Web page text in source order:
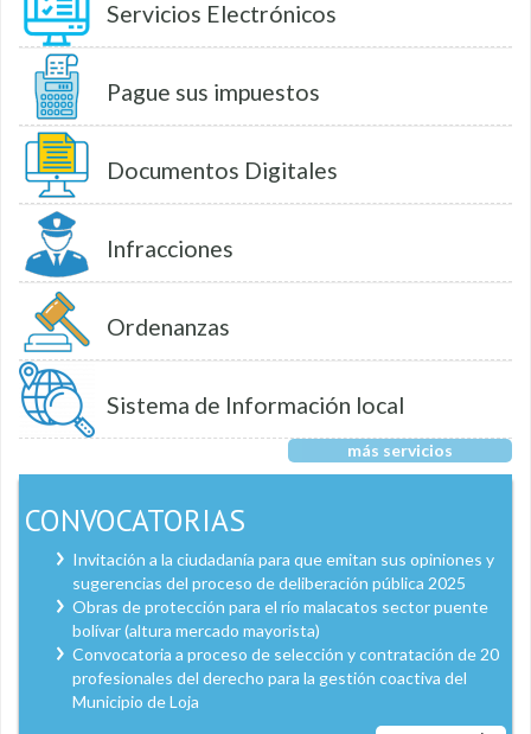
Servicios Electrónicos
Pague sus impuestos
Documentos Digitales
Infracciones
Ordenanzas
Sistema de Información local
más servicios
CONVOCATORIAS
Invitación a la ciudadanía para que emitan sus opiniones y
sugerencias del proceso de deliberación pública 2025
Obras de protección para el río malacatos sector puente
bolívar (altura mercado mayorista)
Convocatoria a proceso de selección y contratación de 20
profesionales del derecho para la gestión coactiva del
Municipio de Loja